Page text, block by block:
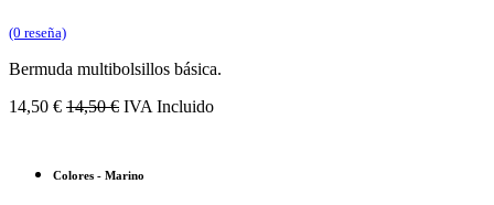
(0 reseña)
Bermuda multibolsillos básica.
14,50 € 14,50€ IVA Incluido
Colores - Marino